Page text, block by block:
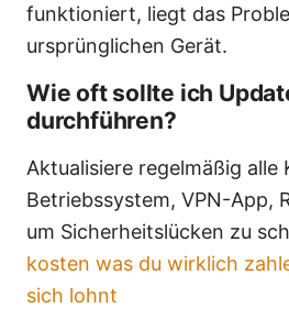
funktioniert, liegt das
ursprünglichen Gerät.
Wie oft sollte ich
durchführen?
Aktualisiere regelmäßig alle
Betriebssystem, VPN-App,
um Sicherheitslücken zu
kosten was du wirklich
sich lohnt